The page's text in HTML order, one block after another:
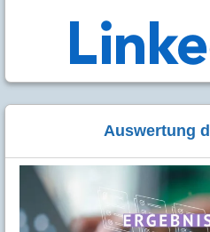
Auswertung